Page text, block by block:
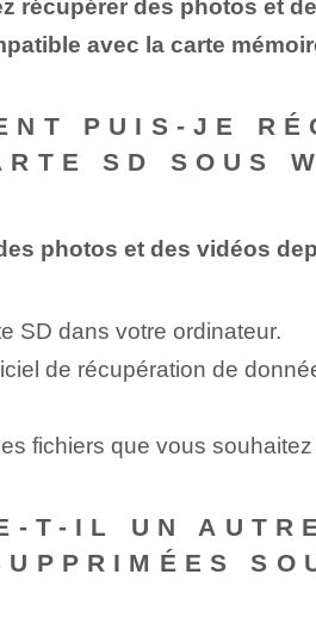
récupérer des photos et
avec la carte
PUIS-JE
SD SOUS
photos et des vidéos
SD dans votre ordinateur.
de récupération de
fichiers que vous
T-IL UN